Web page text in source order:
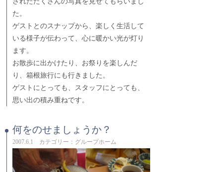
た。
ゲストとのスナップから、楽しく生活して
いる様子が伝わって、心に暖かい光が灯り
ます。
お散歩に出かけたり、お祭りを楽しんだ
り、箱根旅行にも行きました。
ゲストにとっても、スタッフにとっても、
思い出の積み重ねです。
何をのせましょうか？
2007.6.1 カテゴリー：グループホーム